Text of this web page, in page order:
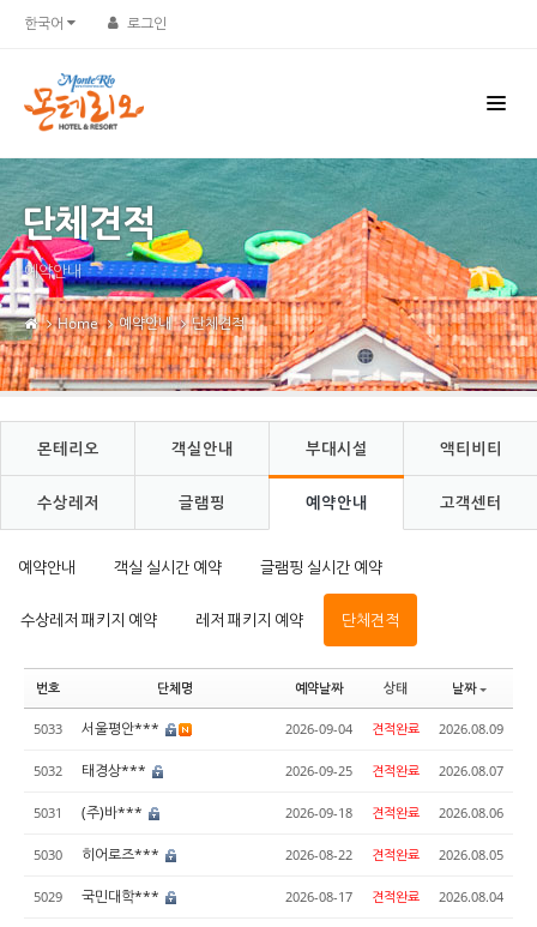
한국어 로그인
단체견적
예약안내
Home 예약안내 단체견적
몬테리오 객실안내 부대시설 액티비티
수상레저 글램핑 예약안내 고객센터
예약안내 객실 실시간 예약 글램핑 실시간 예약
수상레저 패키지 예약 레저 패키지 예약 단체견적
번호 단체명 예약날짜 상태 날짜
5033 서울평안*** 2026-09-04 견적완료 2026.08.09
5032 태경상*** 2026-09-25 견적완료 2026.08.07
5031 (주)바*** 2026-09-18 견적완료 2026.08.06
5030 히어로즈*** 2026-08-22 견적완료 2026.08.05
5029 국민대학*** 2026-08-17 견적완료 2026.08.04
Sketchbook5, 스케치북5